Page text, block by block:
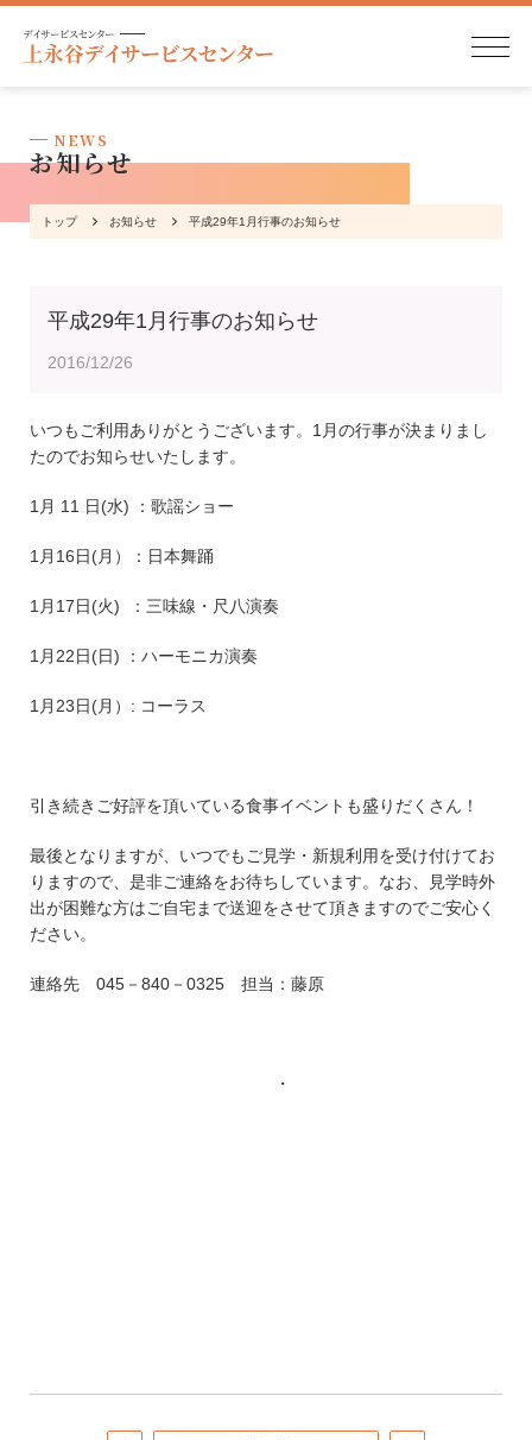
NEWS
お知らせ
トップ お知らせ 平成29年1月行事のお知らせ
平成29年1月行事のお知らせ
2016/12/26
いつもご利用ありがとうございます。1月の行事が決まりまし
たのでお知らせいたします。
1月 11 日(水) ：歌謡ショー
1月16日(月）：日本舞踊
1月17日(火) ：三味線・尺八演奏
1月22日(日) ：ハーモニカ演奏
1月23日(月）: コーラス
引き続きご好評を頂いている食事イベントも盛りだくさん！
最後となりますが、いつでもご見学・新規利用を受け付けてお
りますので、是非ご連絡をお待ちしています。なお、見学時外
出が困難な方はご自宅まで送迎をさせて頂きますのでご安心く
ださい。
連絡先 045－840－0325 担当：藤原
・